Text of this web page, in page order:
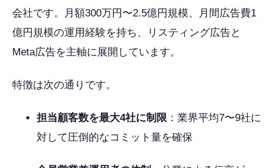
会社です。月額300万円〜2.5億円規模、月間広告費1
億円規模の運用経験を持ち、リスティング広告と
Meta広告を主軸に展開しています。
特徴は次の通りです。
担当顧客数を最大4社に制限 ：業界平均7〜9社に
対して圧倒的なコミット量を確保